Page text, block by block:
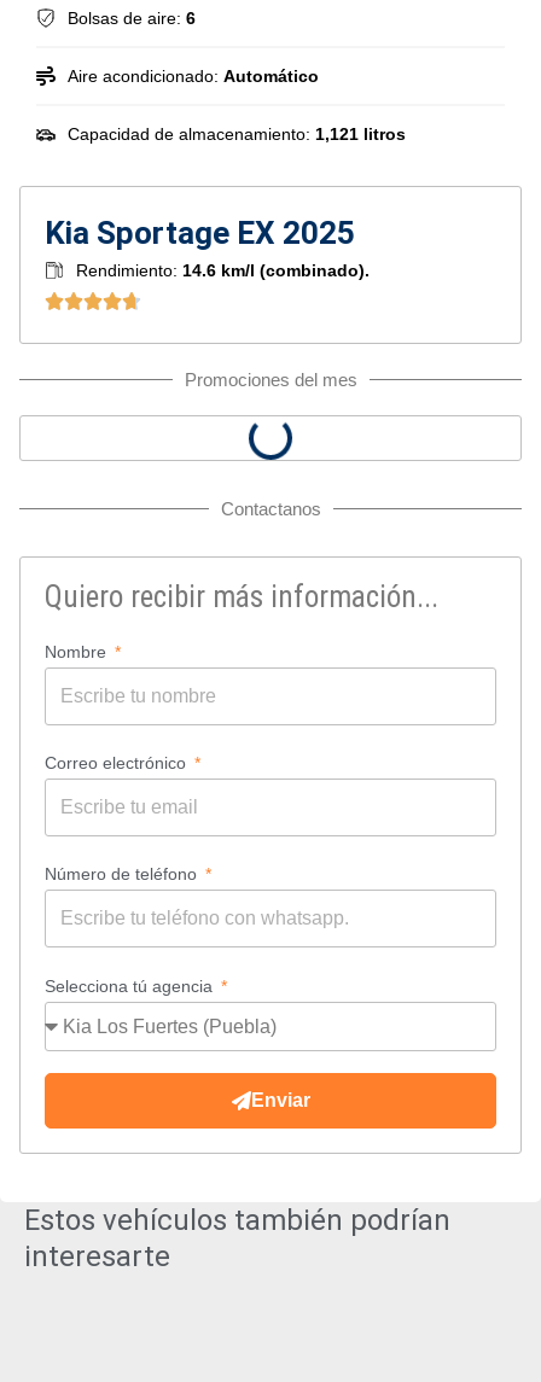
Bolsas de aire: 6
Aire acondicionado: Automático
Capacidad de almacenamiento: 1,121 litros
Kia Sportage EX 2025
Rendimiento: 14.6 km/l (combinado).
Promociones del mes
Contactanos
Quiero recibir más información...
Nombre
Correo electrónico
Número de teléfono
Selecciona tú agencia
Enviar
Estos vehículos también podrían
interesarte